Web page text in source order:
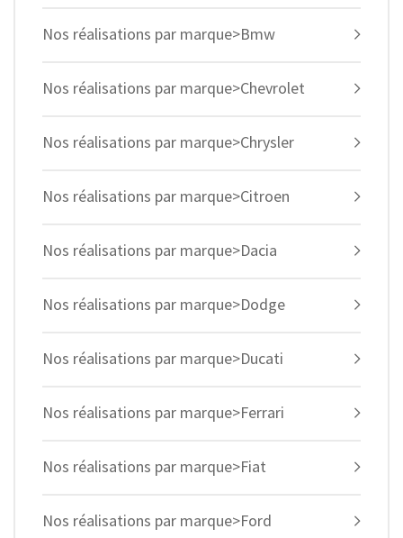
Nos réalisations par marque>Bmw
Nos réalisations par marque>Chevrolet
Nos réalisations par marque>Chrysler
Nos réalisations par marque>Citroen
Nos réalisations par marque>Dacia
Nos réalisations par marque>Dodge
Nos réalisations par marque>Ducati
Nos réalisations par marque>Ferrari
Nos réalisations par marque>Fiat
Nos réalisations par marque>Ford